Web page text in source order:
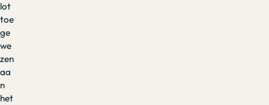
lot
toe
ge
we
zen
aa
n
het